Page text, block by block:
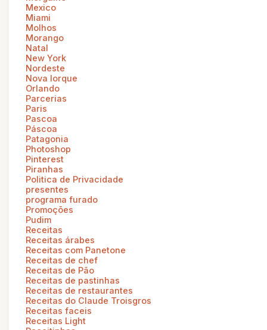
Mexico
Miami
Molhos
Morango
Natal
New York
Nordeste
Nova Iorque
Orlando
Parcerias
Paris
Pascoa
Páscoa
Patagonia
Photoshop
Pinterest
Piranhas
Politica de Privacidade
presentes
programa furado
Promoções
Pudim
Receitas
Receitas árabes
Receitas com Panetone
Receitas de chef
Receitas de Pão
Receitas de pastinhas
Receitas de restaurantes
Receitas do Claude Troisgros
Receitas faceis
Receitas Light